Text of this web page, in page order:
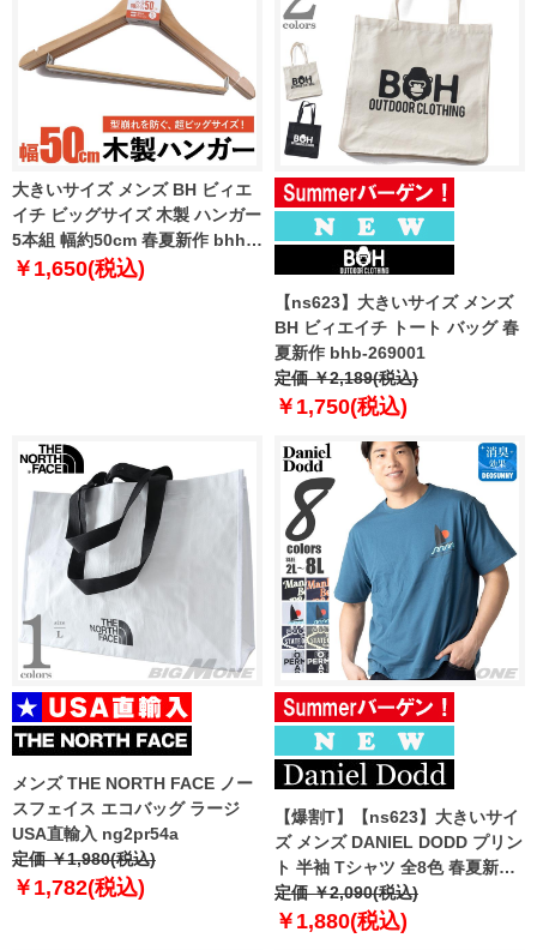
大きいサイズ メンズ BH ビィエ
イチ ビッグサイズ 木製 ハンガー
5本組 幅約50cm 春夏新作 bhhg-
269001
￥1,650(税込)
【ns623】大きいサイズ メンズ
BH ビィエイチ トート バッグ 春
夏新作 bhb-269001
定価 ￥2,189(税込)
￥1,750(税込)
メンズ THE NORTH FACE ノー
スフェイス エコバッグ ラージ
USA直輸入 ng2pr54a
定価 ￥1,980(税込)
￥1,782(税込)
【爆割T】【ns623】大きいサイ
ズ メンズ DANIEL DODD プリン
ト 半袖 Tシャツ 全8色 春夏新作
azt-2602pt3 【fre】
定価 ￥2,090(税込)
￥1,880(税込)